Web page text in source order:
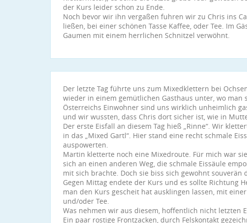
der Kurs leider schon zu Ende.
Noch bevor wir ihn vergaßen fuhren wir zu Chris ins
ließen, bei einer schönen Tasse Kaffee, oder Tee. Im
Gaumen mit einem herrlichen Schnitzel verwöhnt.
Der letzte Tag führte uns zum Mixedklettern bei
wieder in einem gemütlichen Gasthaus unter, wo man
Österreichs Einwohner sind uns wirklich unheimlich
und wir wussten, dass Chris dort sicher ist, wie in
Der erste Eisfall an diesem Tag hieß „Rinne“. Wir
in das „Mixed Gartl“. Hier stand eine recht schmale
auspowerten.
Martin kletterte noch eine Mixedroute. Für mich war
sich an einen anderen Weg, die schmale Eissäule
mit sich brachte. Doch sie biss sich gewohnt souverän
Gegen Mittag endete der Kurs und es sollte Richtung
man den Kurs gescheit hat ausklingen lassen, mit
und/oder Tee.
Was nehmen wir aus diesem, hoffentlich nicht letzten
Ein paar rostige Frontzacken, durch Felskontakt